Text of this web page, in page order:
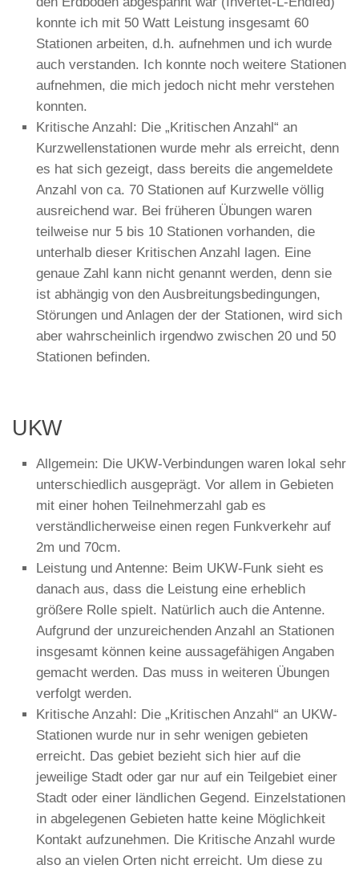
konnte ich mit 50 Watt Leistung insgesamt 60
Stationen arbeiten, d.h. aufnehmen und ich wurde
auch verstanden. Ich konnte noch weitere Stationen
aufnehmen, die mich jedoch nicht mehr verstehen
konnten.
Kritische Anzahl: Die „Kritischen Anzahl“ an
Kurzwellenstationen wurde mehr als erreicht, denn
es hat sich gezeigt, dass bereits die angemeldete
Anzahl von ca. 70 Stationen auf Kurzwelle völlig
ausreichend war. Bei früheren Übungen waren
teilweise nur 5 bis 10 Stationen vorhanden, die
unterhalb dieser Kritischen Anzahl lagen. Eine
genaue Zahl kann nicht genannt werden, denn sie
ist abhängig von den Ausbreitungsbedingungen,
Störungen und Anlagen der der Stationen, wird sich
aber wahrscheinlich irgendwo zwischen 20 und 50
Stationen befinden.
UKW
Allgemein: Die UKW-Verbindungen waren lokal sehr
unterschiedlich ausgeprägt. Vor allem in Gebieten
mit einer hohen Teilnehmerzahl gab es
verständlicherweise einen regen Funkverkehr auf
2m und 70cm.
Leistung und Antenne: Beim UKW-Funk sieht es
danach aus, dass die Leistung eine erheblich
größere Rolle spielt. Natürlich auch die Antenne.
Aufgrund der unzureichenden Anzahl an Stationen
insgesamt können keine aussagefähigen Angaben
gemacht werden. Das muss in weiteren Übungen
verfolgt werden.
Kritische Anzahl: Die „Kritischen Anzahl“ an UKW-
Stationen wurde nur in sehr wenigen gebieten
erreicht. Das gebiet bezieht sich hier auf die
jeweilige Stadt oder gar nur auf ein Teilgebiet einer
Stadt oder einer ländlichen Gegend. Einzelstationen
in abgelegenen Gebieten hatte keine Möglichkeit
Kontakt aufzunehmen. Die Kritische Anzahl wurde
also an vielen Orten nicht erreicht. Um diese zu